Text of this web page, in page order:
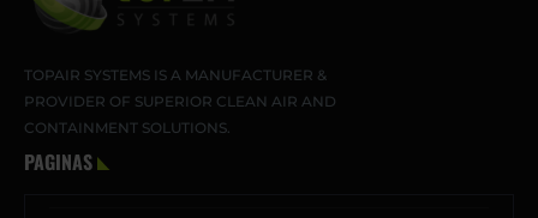
TOPAIR SYSTEMS IS A MANUFACTURER &
PROVIDER OF SUPERIOR CLEAN AIR AND
CONTAINMENT SOLUTIONS.
PAGINAS